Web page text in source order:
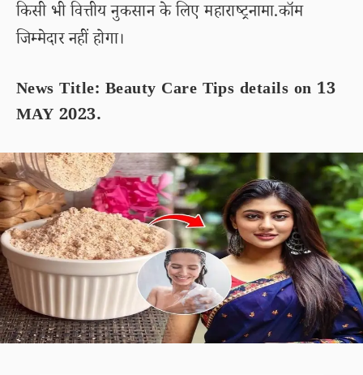
किसी भी वित्तीय नुकसान के लिए महाराष्ट्रनामा.कॉम
जिम्मेदार नहीं होगा।
News Title: Beauty Care Tips details on 13
MAY 2023.